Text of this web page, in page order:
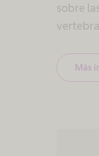
sobre
Más